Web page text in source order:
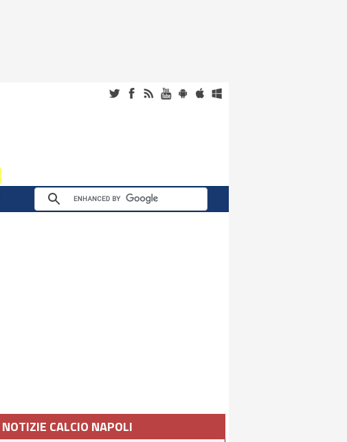
NOTIZIE CALCIO NAPOLI